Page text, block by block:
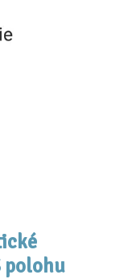
polohu